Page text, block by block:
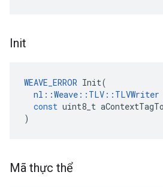
Init
WEAVE_ERROR Init(
nl ::Weave :: TLV :: TLVWriter
const uint8_t
)
Mã thực thể